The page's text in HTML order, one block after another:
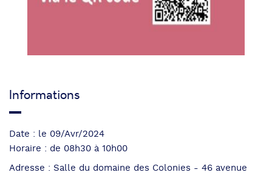
Informations
Date : le 09/Avr/2024
Horaire : de 08h30 à 10h00
Adresse : Salle du domaine des Colonies - 46 avenue